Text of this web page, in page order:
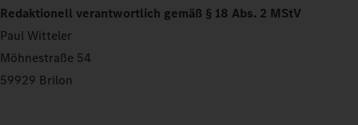
Redaktionell verantwortlich gemäß § 18 Abs. 2 MStV
Paul Witteler
Möhnestraße 54
59929 Brilon